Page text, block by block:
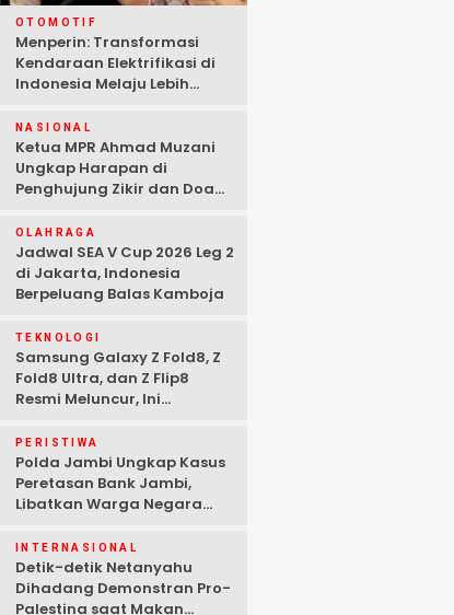
OTOMOTIF
Menperin: Transformasi
Kendaraan Elektrifikasi di
Indonesia Melaju Lebih
NASIONAL
Ketua MPR Ahmad Muzani
Ungkap Harapan di
Penghujung Zikir dan Doa
OLAHRAGA
Jadwal SEA V Cup 2026 Leg 2
di Jakarta, Indonesia
Berpeluang Balas Kamboja
TEKNOLOGI
Samsung Galaxy Z Fold8, Z
Fold8 Ultra, dan Z Flip8
Resmi Meluncur, Ini
PERISTIWA
Polda Jambi Ungkap Kasus
Peretasan Bank Jambi,
Libatkan Warga Negara
Tersangka Ditangkap
INTERNASIONAL
Detik-detik Netanyahu
Dihadang Demonstran Pro-
Palestina saat Makan